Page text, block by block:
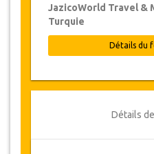
moins de 24
Dans de tels cas,
remboursables.
De temps en
ou un
JazicoWorld Travel &
Turquie
Détails du
Détails